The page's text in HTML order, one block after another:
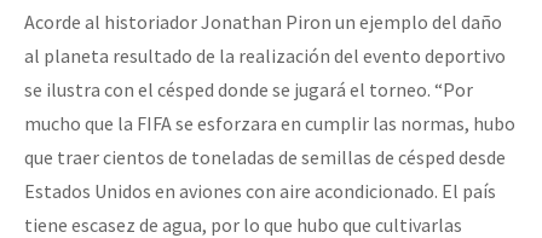
Acorde al historiador Jonathan Piron un ejemplo del daño
al planeta resultado de la realización del evento deportivo
se ilustra con el césped donde se jugará el torneo. “Por
mucho que la FIFA se esforzara en cumplir las normas, hubo
que traer cientos de toneladas de semillas de césped desde
Estados Unidos en aviones con aire acondicionado. El país
tiene escasez de agua, por lo que hubo que cultivarlas